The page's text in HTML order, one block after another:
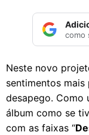
como
Neste novo
sentimentos
desapego. Como
álbum como se
com as faixas “